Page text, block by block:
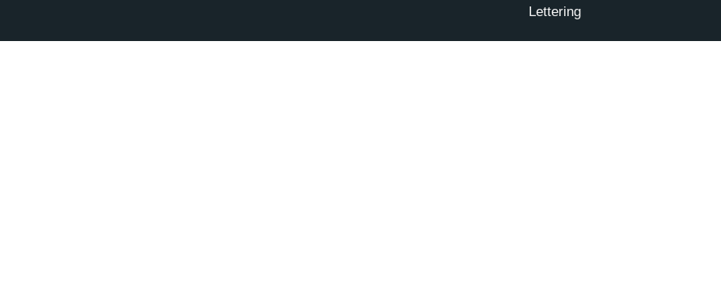
Lettering